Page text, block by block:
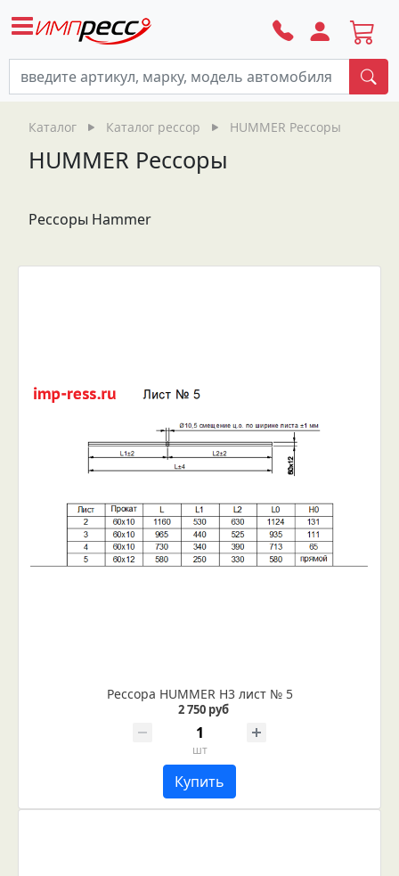
Каталог Каталог рессор HUMMER Рессоры
HUMMER Рессоры
Рессоры Hammer
Рессора HUMMER H3 лист № 5
2 750 руб
шт
Купить